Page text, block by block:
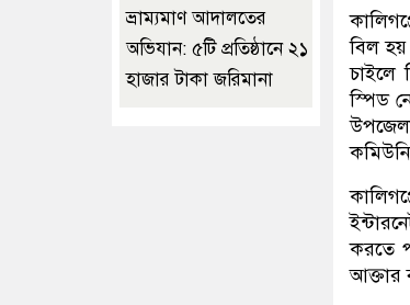
বিল
চাইলে
স্পিড
করতে
আক্তার
ভ্রাম্যমাণ আদালতের
অভিযান: ৫টি প্রতিষ্ঠানে ২১
হাজার টাকা জরিমানা